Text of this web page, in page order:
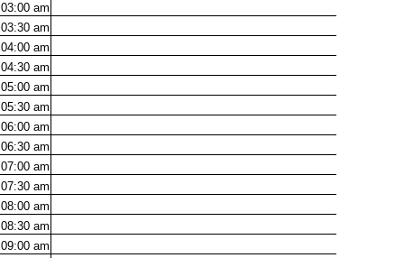
03:00 am
03:30 am
04:00 am
04:30 am
05:00 am
05:30 am
06:00 am
06:30 am
07:00 am
07:30 am
08:00 am
08:30 am
09:00 am